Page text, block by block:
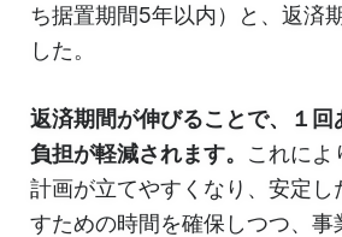
ち据置期間5年以内）と、返済
した。
返済期間が伸びることで、１回
負担が軽減されます。 これによ
計画が立てやすくなり、安定し
すための時間を確保しつつ、事